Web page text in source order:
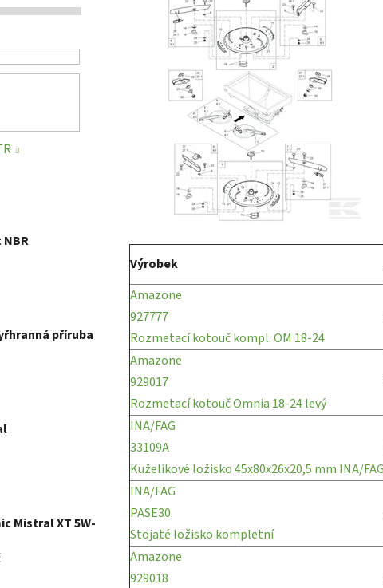
příruba
Mistral XT 5W-
Výrobek
Amazone
927777
Rozmetací kotouč kompl. OM 18-24
Amazone
929017
Rozmetací kotouč Omnia 18-24 levý
INA/FAG
33109A
Kuželíkové ložisko 45x80x26x20,5 mm INA/FAG
INA/FAG
PASE30
Stojaté ložisko kompletní
Amazone
929018